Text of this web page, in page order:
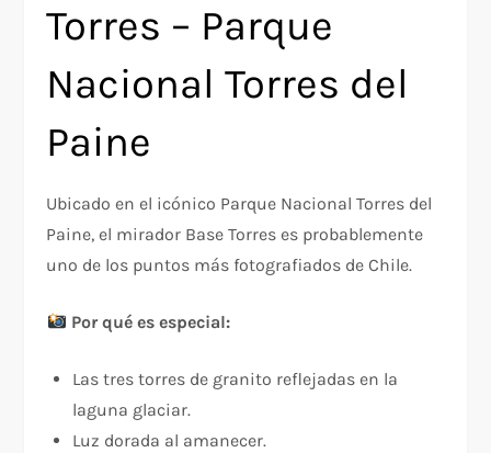
Torres – Parque
Nacional Torres del
Paine
Ubicado en el icónico Parque Nacional Torres del
Paine, el mirador Base Torres es probablemente
uno de los puntos más fotografiados de Chile.
Por qué es especial:
Las tres torres de granito reflejadas en la
laguna glaciar.
Luz dorada al amanecer.